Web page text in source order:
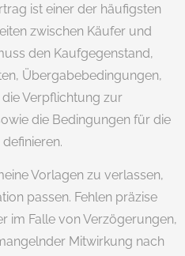
ist einer der häufigsten
zwischen Käufer und
den Kaufgegenstand,
Übergabebedingungen,
Verpflichtung zur
die Bedingungen für die
Vorlagen zu verlassen,
passen. Fehlen präzise
im Falle von Verzögerungen,
Mitwirkung nach